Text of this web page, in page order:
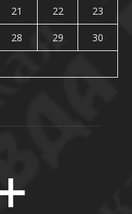
21 22
23
28 29
30